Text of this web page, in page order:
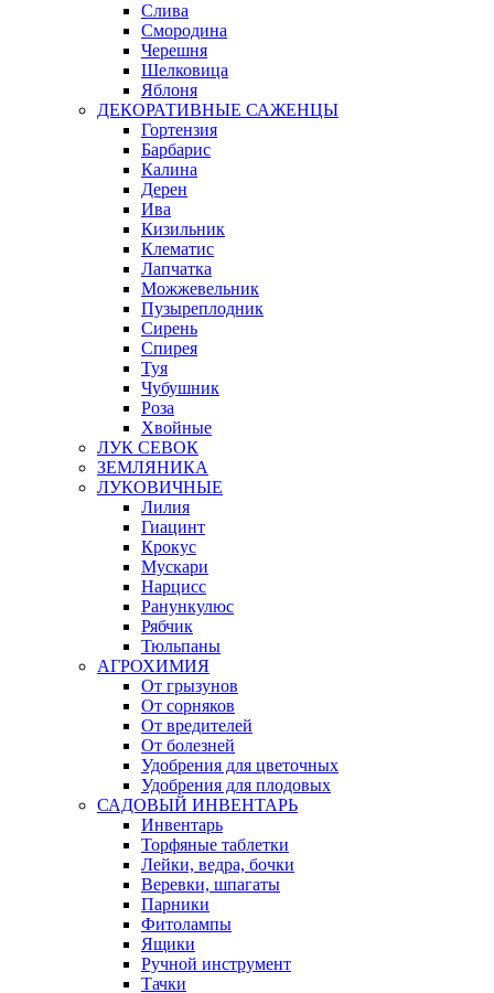
Слива
Смородина
Черешня
Шелковица
Яблоня
ДЕКОРАТИВНЫЕ САЖЕНЦЫ
Гортензия
Барбарис
Калина
Дерен
Ива
Кизильник
Клематис
Лапчатка
Можжевельник
Пузыреплодник
Сирень
Спирея
Туя
Чубушник
Роза
Хвойные
ЛУК СЕВОК
ЗЕМЛЯНИКА
ЛУКОВИЧНЫЕ
Лилия
Гиацинт
Крокус
Мускари
Нарцисс
Ранункулюс
Рябчик
Тюльпаны
АГРОХИМИЯ
От грызунов
От сорняков
От вредителей
От болезней
Удобрения для цветочных
Удобрения для плодовых
САДОВЫЙ ИНВЕНТАРЬ
Инвентарь
Торфяные таблетки
Лейки, ведра, бочки
Веревки, шпагаты
Парники
Фитолампы
Ящики
Ручной инструмент
Тачки